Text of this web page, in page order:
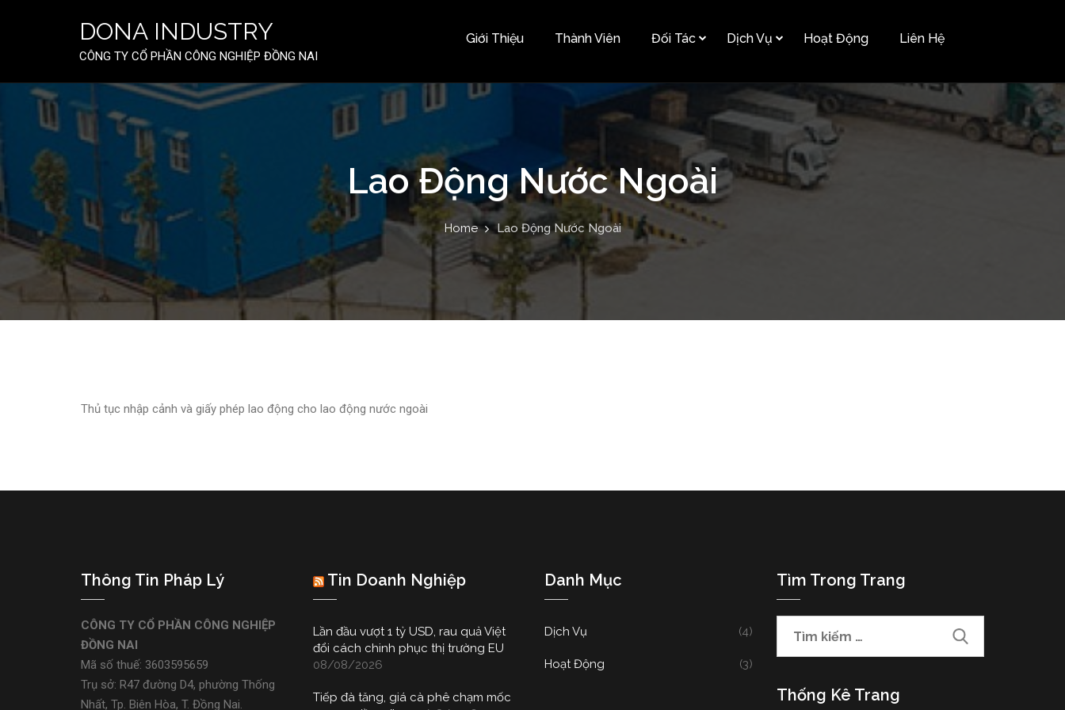
DONA INDUSTRY
CÔNG TY CỔ PHẦN CÔNG NGHIỆP ĐỒNG NAI
Giới Thiệu Thành Viên Đối Tác Dịch Vụ Hoạt Động Liên Hệ
Lao Động Nước Ngoài
Home Lao Động Nước Ngoài
Thủ tục nhập cảnh và giấy phép lao động cho lao động nước ngoài
Thông Tin Pháp Lý
CÔNG TY CỔ PHẦN CÔNG NGHIỆP
ĐỒNG NAI
Mã số thuế: 3603595659
Trụ sở: R47 đường D4, phường Thống
Nhất, Tp. Biên Hòa, T. Đồng Nai.
Tin Doanh Nghiệp
Lần đầu vượt 1 tỷ USD, rau quả Việt
đổi cách chinh phục thị trường EU
08/08/2026
Tiếp đà tăng, giá cà phê chạm mốc
Danh Mục
Dịch Vụ (4)
Hoạt Động (3)
Tìm Trong Trang
Thống Kê Trang